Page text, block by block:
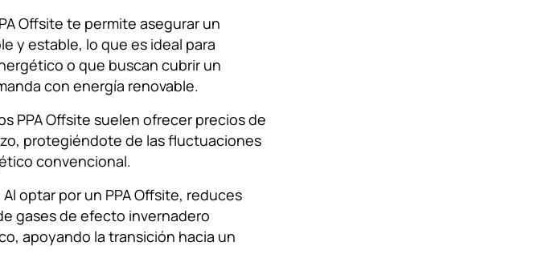
Offsite te permite asegurar un
y estable, lo que es ideal para
o que buscan cubrir un
con energía renovable.
PPA Offsite suelen ofrecer precios de
protegiéndote de las fluctuaciones
convencional.
Al optar por un PPA Offsite, reduces
gases de efecto invernadero
apoyando la transición hacia un